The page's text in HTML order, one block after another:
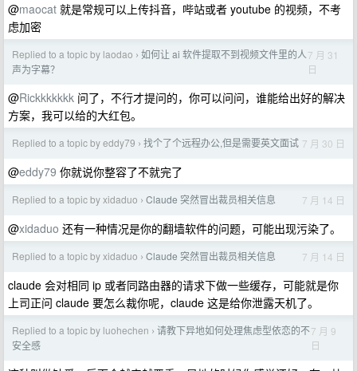
@maocat 就是常规可以上传抖音，哔站或者 youtube 的视频，不考
虑加密
Replied to a topic by laodao › 如何让 ai 软件提取不到视频文件里的人
声为字幕？
7 月 31
日
@Rickkkkkkk 问了，不行才提问的，你可以问问，谁能给出好的解决
方案，我可以给的大红包。
Replied to a topic by eddy79 › 找个了个远程办公,但是需要英文面试 7 月 30 日
@eddy79 你就说你整容了不就完了
Replied to a topic by xidaduo › Claude 突然冒出裁员相关信息 7 月 14 日
@xidaduo 还有一种情况是你的翻墙软件的问题，可能出现污染了。
Replied to a topic by xidaduo › Claude 突然冒出裁员相关信息 7 月 14 日
claude 会对相同 ip 或者同路由器的请求下做一些缓存，可能就是你
上司正问 claude 要怎么裁你呢，claude 这是给你泄露天机了。
Replied to a topic by luohechen › 请教下异地如何处理焦虑型依恋的不
安全感
7 月 9
日